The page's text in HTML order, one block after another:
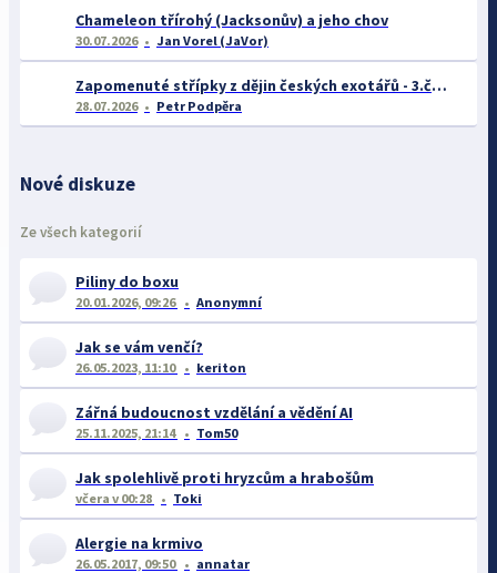
Chameleon třírohý (Jacksonův) a jeho chov
30.07.2026 Jan Vorel (JaVor)
Zapomenuté střípky z dějin českých exotářů - 3.část
28.07.2026 Petr Podpěra
Nové diskuze
Ze všech kategorií
Piliny do boxu
20.01.2026, 09:26 Anonymní
Jak se vám venčí?
26.05.2023, 11:10 keriton
Zářná budoucnost vzdělání a vědění AI
25.11.2025, 21:14 Tom50
Jak spolehlivě proti hryzcům a hrabošům
včera v 00:28 Toki
Alergie na krmivo
26.05.2017, 09:50 annatar